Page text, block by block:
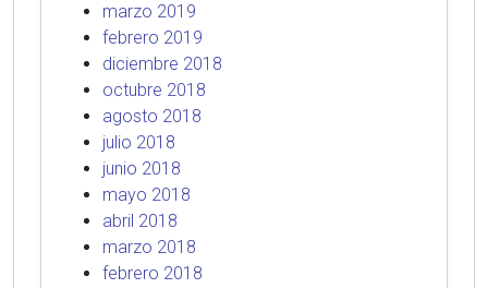
marzo 2019
febrero 2019
diciembre 2018
octubre 2018
agosto 2018
julio 2018
junio 2018
mayo 2018
abril 2018
marzo 2018
febrero 2018